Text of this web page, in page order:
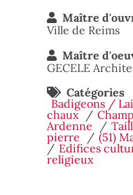
Maître
Ville de Reims
Maître
GECELE
Catégories
Badigeons /
chaux
Ardenne
pierre
(51)
Edifices
religieux